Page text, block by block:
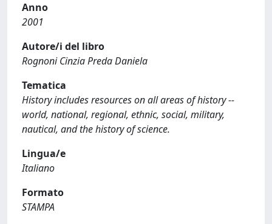
Anno
2001
Autore/i del libro
Rognoni Cinzia Preda Daniela
Tematica
History includes resources on all areas of history --
world, national, regional, ethnic, social, military,
nautical, and the history of science.
Lingua/e
Italiano
Formato
STAMPA